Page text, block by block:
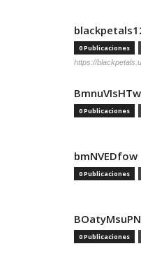
0 Publicaciones
https://
0 Publicaciones
bmNVEDfow
0 Publicaciones
0 Publicaciones